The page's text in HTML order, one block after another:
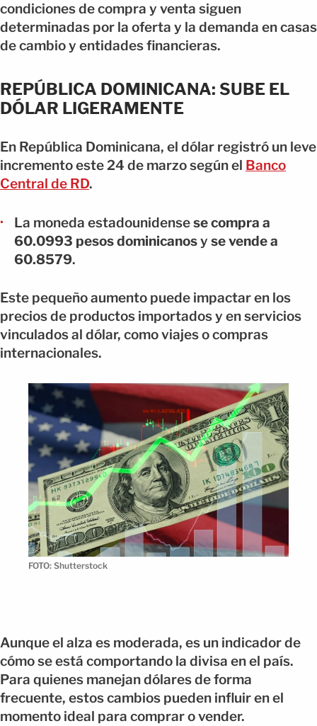
condiciones de compra y venta siguen
determinadas por la oferta y la demanda en casas
de cambio y entidades financieras.
REPÚBLICA DOMINICANA: SUBE EL
DÓLAR LIGERAMENTE
En República Dominicana, el dólar registró un leve
incremento este 24 de marzo según el Banco
Central de RD.
La moneda estadounidensese compra a
60.0993 pesos dominicanosy se vende a
60.8579.
Este pequeño aumento puede impactar en los
precios de productos importados y en servicios
vinculados al dólar, como viajes o compras
internacionales.
FOTO: Shutterstock
Aunque el alza es moderada, es un indicador de
cómo se está comportando la divisa en el país.
Para quienes manejan dólares de forma
frecuente, estos cambios pueden influir en el
momento ideal para comprar o vender.